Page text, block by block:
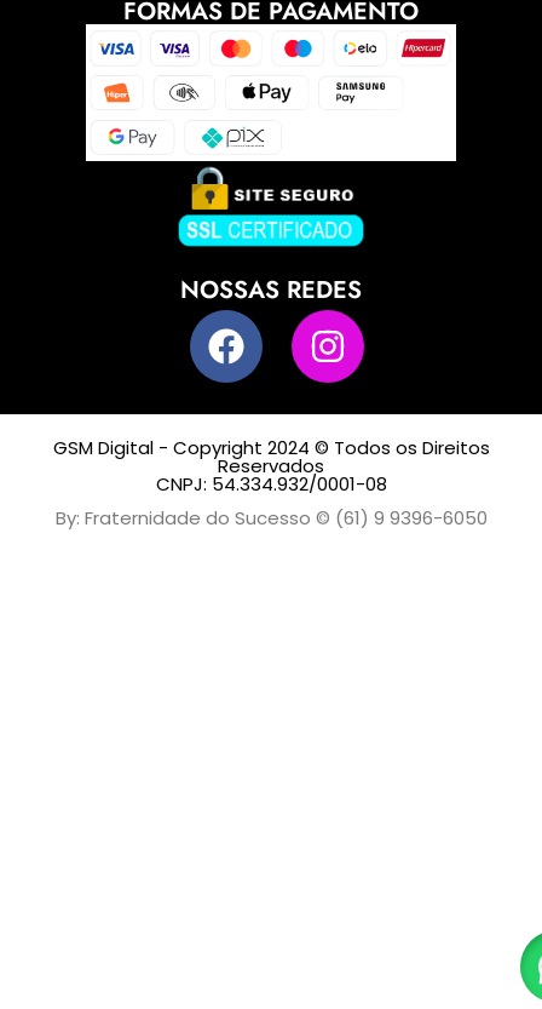
FORMAS DE PAGAMENTO
NOSSAS REDES
GSM Digital - Copyright 2024 © Todos os Direitos
Reservados
CNPJ: 54.334.932/0001-08
By: Fraternidade do Sucesso © (61) 9 9396-6050